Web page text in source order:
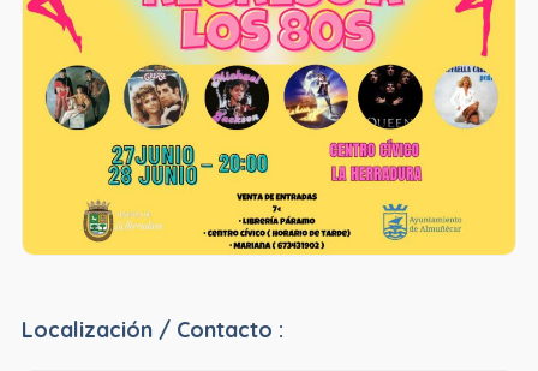
Localización / Contacto :